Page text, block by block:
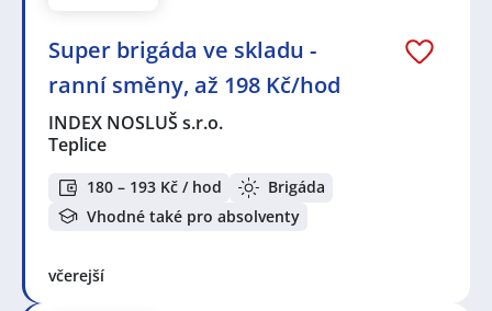
Super brigáda ve skladu -
ranní směny, až 198 Kč/hod
INDEX NOSLUŠ s.r.o.
Teplice
180 – 193 Kč / hod
Brigáda
Vhodné také pro absolventy
včerejší